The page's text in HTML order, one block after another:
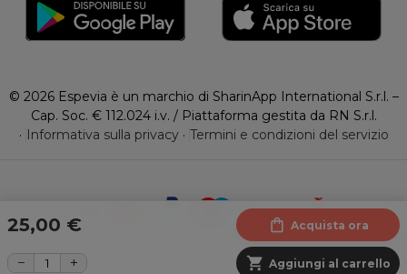
© 2026 Espevia è un marchio di SharinApp International S.r.l. –
Cap. Soc. € 112.024 i.v. / Piattaforma gestita da RN S.r.l.
· Informativa sulla privacy· Termini e condizioni del servizio
25,00 € shopping_bag Acquista ora
− + shopping_cart Aggiungi al carrello